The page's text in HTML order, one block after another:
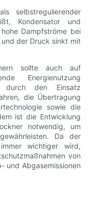
selbstregulierender
Kondensator und
Dampfströme bei
der Druck sinkt mit
sollte auch auf
Energienutzung
durch den Einsatz
die Übertragung
sowie die
ist die Entwicklung
notwendig, um
Da der
wichtiger wird,
von
und Abgasemissionen